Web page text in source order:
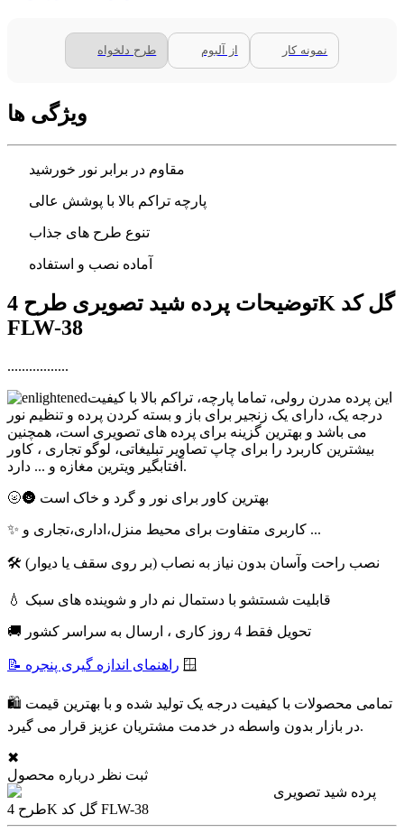
طرح دلخواه از آلبوم نمونه کار
ویژگی ها
مقاوم در برابر نور خورشید
پارچه تراکم بالا با پوشش عالی
تنوع طرح های جذاب
آماده نصب و استفاده
توضیحات پرده شید تصویری طرح 4K گل کد
FLW-38
.................
این پرده مدرن رولی، تماما پارچه، تراکم بالا با کیفیت
درجه یک، دارای یک زنجیر برای باز و بسته کردن پرده و تنظیم نور
می باشد و بهترین گزینه برای پرده های تصویری است، همچنین
بیشترین کاربرد را برای چاپ تصاویر تبلیغاتی، لوگو تجاری ، کاور
آفتابگیر ویترین مغازه و ... دارد.
✨ کاربری متفاوت برای محیط منزل،اداری،تجاری و ...
🛠 نصب راحت وآسان بدون نیاز به نصاب (بر روی سقف یا دیوار)
💧 قابلیت شستشو با دستمال نم دار و شوینده های سبک
🚚 تحویل فقط 4 روز کاری ، ارسال به سراسر کشور
📝 راهنمای اندازه گیری پنجره 🪟
🛍 تمامی محصولات با کیفیت درجه یک تولید شده و با بهترین قیمت
در بازار بدون واسطه در خدمت مشتریان عزیز قرار می گیرد.
✖
ثبت نظر درباره محصول
پرده شید تصویری
طرح 4K گل کد FLW-38